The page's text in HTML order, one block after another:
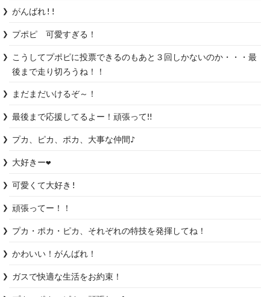
がんばれ!!
プポピ　可愛すぎる！
こうしてプポピに投票できるのもあと３回しかないのか・・・最
後まで走り切ろうね！！
まだまだいけるぞ～！
最後まで応援してるよー！頑張って‼️
プカ、ピカ、ポカ、大事な仲間♪
大好きー❤️
可愛くて大好き!
頑張ってー！！
プカ・ポカ・ピカ、それぞれの特技を発揮してね！
かわいい！がんばれ！
ガスで快適な生活をお約束！